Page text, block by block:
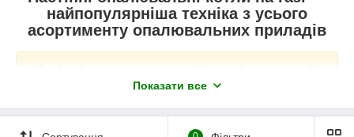
найпопулярніша техніка з усього
асортименту опалювальних приладів
Малі габарити, доступна ціна та брак потреби
в котельній — найважливіші плюси цього
Показати все